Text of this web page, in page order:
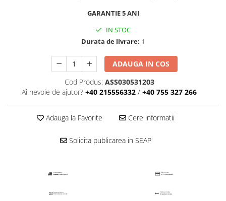
Panouri fotovoltaice
Statii de incarcare
Structuri K2 Systems
Cleme structura sigle/speed Rail
Structura Dome
Structura SingleRail
Produse resigilate
GARANTIE 5 ANI
IN STOC
Durata de livrare: 1
ADAUGA IN COS
Cod Produs: ASS030531203
Ai nevoie de ajutor? +40 215556332 / +40 755 327 266
Adauga la Favorite Cere informatii
Solicita publicarea in SEAP